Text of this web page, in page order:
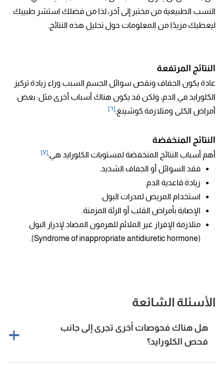
النسب الطبيعية من مختبر إلى آخر، لذا من فضلك استشر طبيبك
ليعطيك مزيدًا من المعلومات حول تحليل هذه النتائج.
النتائج المرتفعة
عادة يكون الجفاف ونقص سوائل الجسم السبب وراء زيادة تركيز
الكلورايد في الدم، ولكن قد يكون هناك أسباب أخرى مثل: بعض
أمراض الكلى ومتلازمة كوشينغ:[٦]
النتائج المنخفضة
أهم أسباب النتائج المنخفضة لمستويات الكلورايد هي:[٧]
فقد السوائل أو الجفاف الشديد.
زيادة قاعدية الدم.
استخدام المريض لمدرات البول.
الإصابة بأمراض القلب أو الرئة المزمنة.
متلازمة الإفراز غير الملائم للهرمون المضاد لإدرار البول
(Syndrome of inappropriate antidiuretic hormone).
الأسئلة الشائعة
هل هناك فحوصات أخرى تجرى إلى جانب
فحص الكلورايد؟